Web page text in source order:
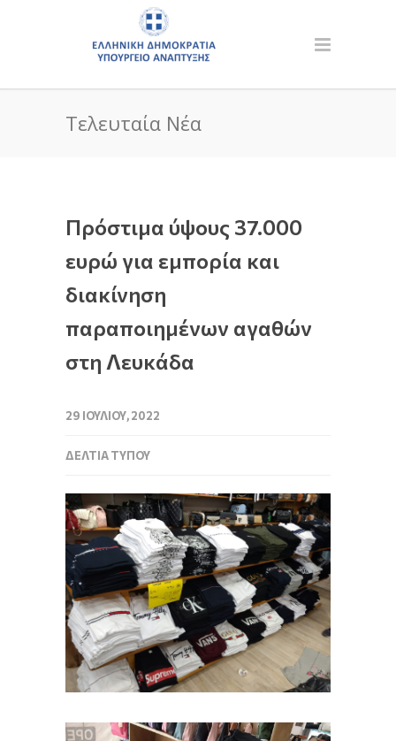
Τελευταία Νέα
Πρόστιμα ύψους 37.000
ευρώ για εμπορία και
διακίνηση
παραποιημένων αγαθών
στη Λευκάδα
29 ΙΟΥΛΊΟΥ, 2022
ΔΕΛΤΊΑ ΤΎΠΟΥ